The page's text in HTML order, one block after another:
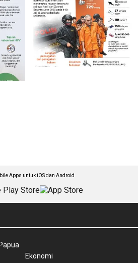
Apps untuk iOS dan Android
Ekonomi